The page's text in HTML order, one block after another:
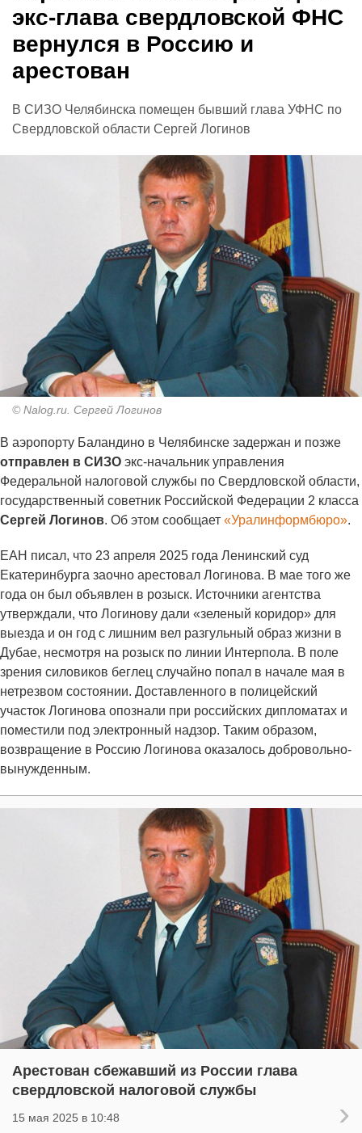
экс-глава свердловской ФНС
вернулся в Россию и
арестован
В СИЗО Челябинска помещен бывший глава УФНС по
Свердловской области Сергей Логинов
© Nalog.ru. Сергей Логинов
В аэропорту Баландино в Челябинске задержан и позже
отправлен в СИЗО экс-начальник управления
Федеральной налоговой службы по Свердловской области,
государственный советник Российской Федерации 2 класса
Сергей Логинов. Об этом сообщает «Уралинформбюро».
ЕАН писал, что 23 апреля 2025 года Ленинский суд
Екатеринбурга заочно арестовал Логинова. В мае того же
года он был объявлен в розыск. Источники агентства
утверждали, что Логинову дали «зеленый коридор» для
выезда и он год с лишним вел разгульный образ жизни в
Дубае, несмотря на розыск по линии Интерпола. В поле
зрения силовиков беглец случайно попал в начале мая в
нетрезвом состоянии. Доставленного в полицейский
участок Логинова опознали при российских дипломатах и
поместили под электронный надзор. Таким образом,
возвращение в Россию Логинова оказалось добровольно-
вынужденным.
Арестован сбежавший из России глава
свердловской налоговой службы
15 мая 2025 в 10:48